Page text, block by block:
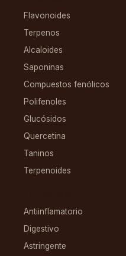
Flavonoides
Terpenos
Alcaloides
Saponinas
Compuestos fenólicos
Polifenoles
Glucósidos
Quercetina
Taninos
Terpenoides
Antiinflamatorio
Digestivo
Astringente